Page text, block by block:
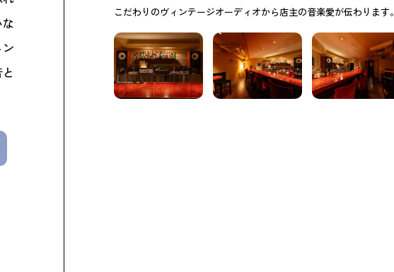
こだわりのヴィンテージオーディオから店主の音楽愛が伝わります。